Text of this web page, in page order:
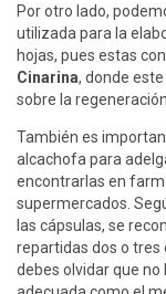
Por otro lado,
utilizada para la
hojas, pues estas
Cinarina, donde
sobre la
También es
alcachofa para
encontrarlas en
supermercados.
las cápsulas, se
repartidas dos o tres
debes olvidar que